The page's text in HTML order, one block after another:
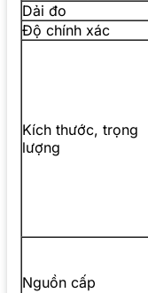
Dải đo
Độ chính xác
Kích thước, trọng
lượng
Nguồn cấp